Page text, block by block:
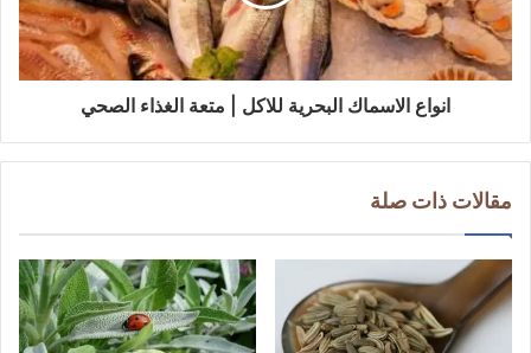
انواع الاسماك البحرية للاكل | متعة الغذاء الصحي
مقالات ذات صلة